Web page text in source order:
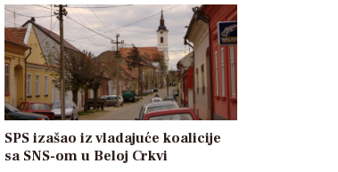
SPS izašao iz vladajuće koalicije
sa SNS-om u Beloj Crkvi